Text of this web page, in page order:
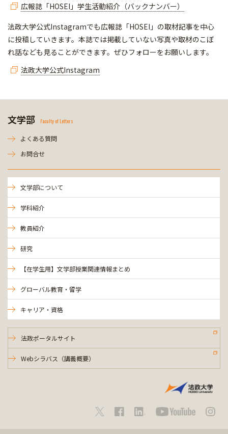
広報誌「HOSEI」学生活動紹介（バックナンバー）
法政大学公式Instagramでも広報誌「HOSEI」の取材記事を中心
に投稿していきます。本誌では掲載していない写真や取材のこぼ
れ話なども見ることができます。ぜひフォローをお願いします。
法政大学公式Instagram
文学部 Faculty of Letters
よくある質問
お問合せ
文学部について
学科紹介
教員紹介
研究
【在学生用】文学部授業関連情報まとめ
グローバル教育・留学
キャリア・資格
法政ポータルサイト
Webシラバス（講義概要）